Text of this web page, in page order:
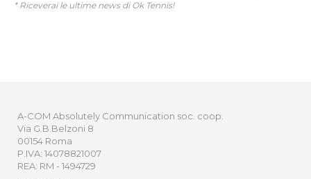
* Riceverai le ultime news di Ok Tennis!
A-COM Absolutely Communication soc. coop.
Via G.B.Belzoni 8
00154 Roma
P.IVA: 14078821007
REA: RM - 1494729